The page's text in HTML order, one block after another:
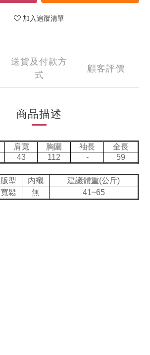
加入追蹤清單
送貨及付款方
式
顧客評價
商品描述
肩寬 胸圍 袖長
全長
43 112 - 59
版型 內襯
建議體重(公斤)
寬鬆 無 41~65